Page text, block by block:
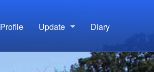
Profile Update Diary